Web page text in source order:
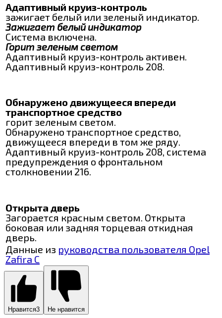
Адаптивный круиз-контроль
зажигает белый или зеленый индикатор.
Зажигает белый индикатор
Система включена.
Горит зеленым светом
Адаптивный круиз-контроль активен.
Адаптивный круиз-контроль 208.
Обнаружено движущееся впереди
транспортное средство
горит зеленым светом.
Обнаружено транспортное средство,
движущееся впереди в том же ряду.
Адаптивный круиз-контроль 208, система
предупреждения о фронтальном
столкновении 216.
Открыта дверь
Загорается красным светом. Открыта
боковая или задняя торцевая откидная
дверь.
Данные из руководства пользователя Opel
Zafira C
Нравится3 Не нравится